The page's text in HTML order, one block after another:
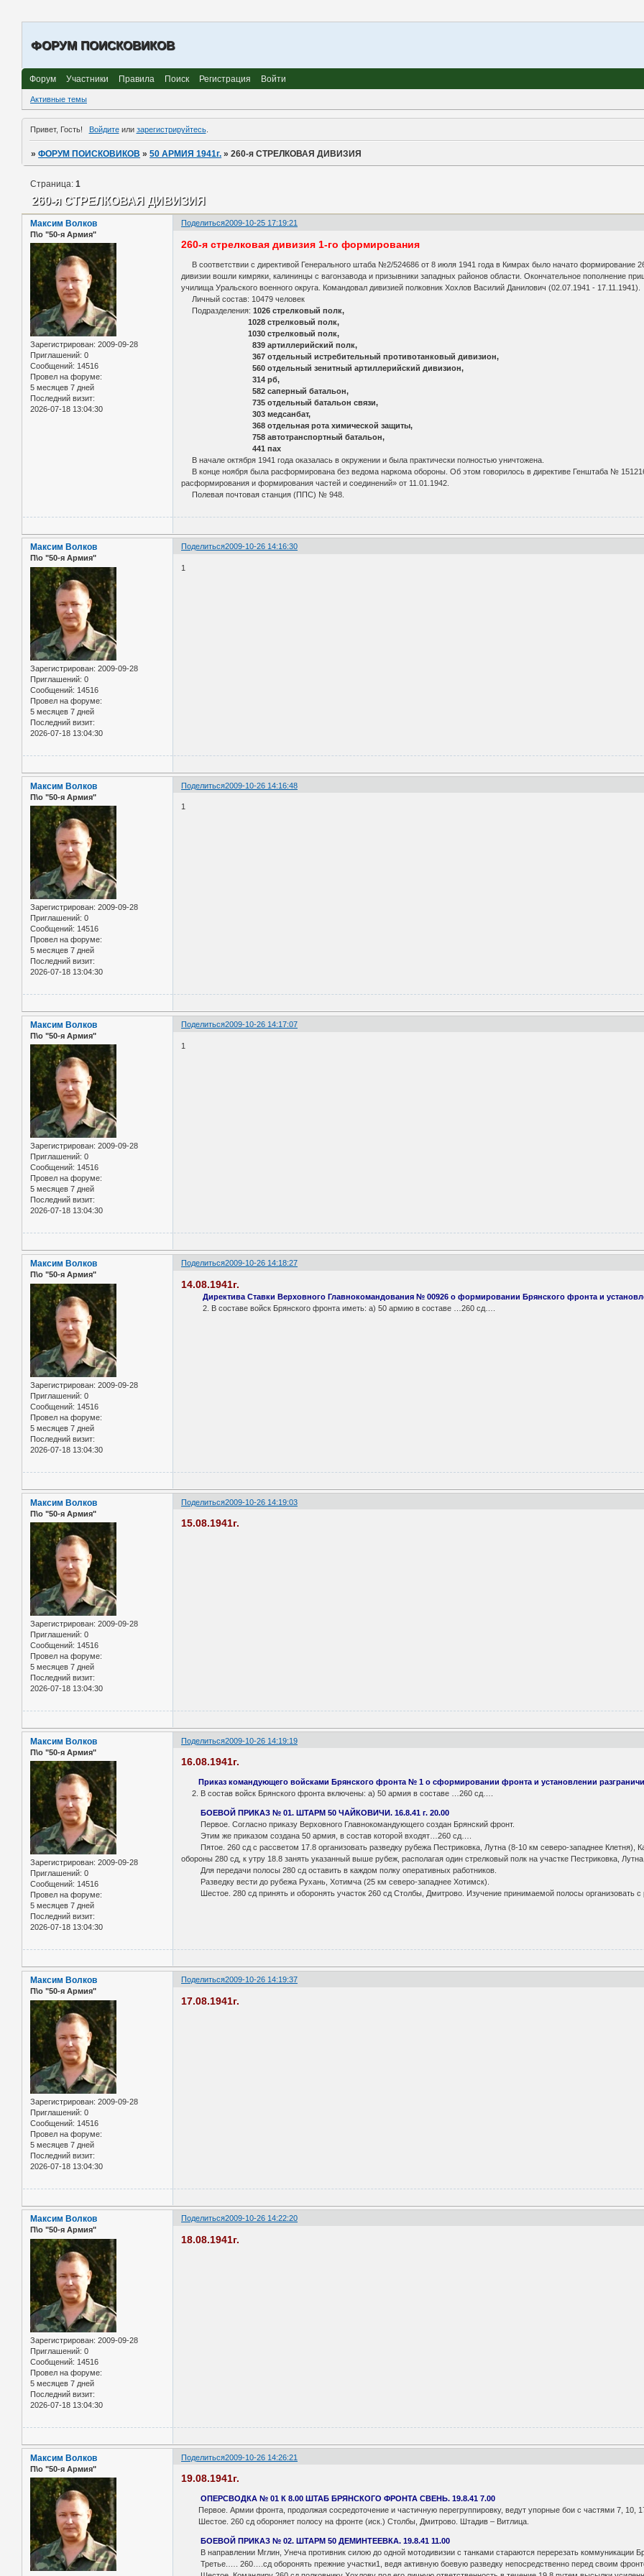
ФОРУМ ПОИСКОВИКОВ
Форум Участники Правила Поиск Регистрация Войти
Активные темы
Привет, Гость! Войдитеили зарегистрируйтесь.
»ФОРУМ ПОИСКОВИКОВ »50 АРМИЯ 1941г. »260-я СТРЕЛКОВАЯ ДИВИЗИЯ
260-я СТРЕЛКОВАЯ ДИВИЗИЯ
Страница:1
Поделиться2009-10-25 17:19:21
Максим Волков
П\о "50-я Армия"
Зарегистрирован: 2009-09-28
Приглашений: 0
Сообщений: 14516
Провел на форуме:
5 месяцев 7 дней
Последний визит:
2026-07-18 13:04:30
260-я стрелковая дивизия 1-го формирования
В соответствии с директивой Генерального штаба №2/524686 от 8 июля 1941 года в Кимрах было начато формирование
дивизии вошли кимряки, калининцы с вагонзавода и призывники западных районов области. Окончательное пополнение
училища Уральского военного округа. Командовал дивизией полковник Хохлов Василий Данилович (02.07.1941 - 17.11.1941).
Личный состав: 10479 человек
Подразделения:1026 стрелковый полк,
1028 стрелковый полк,
1030 стрелковый полк,
839 артиллерийский полк,
367 отдельный истребительный противотанковый дивизион,
560 отдельный зенитный артиллерийский дивизион,
314 рб,
582 cаперный батальон,
735 отдельный батальон связи,
303 медсанбат,
368 отдельная рота химической защиты,
758 автотранспортный батальон,
441 пах
В начале октября 1941 года оказалась в окружении и была практически полностью уничтожена.
В конце ноября была расформирована без ведома наркома обороны. Об этом говорилось в директиве Генштаба №
расформирования и формирования частей и соединений» от 11.01.1942.
Полевая почтовая станция (ППС) № 948.
Поделиться2009-10-26 14:16:30
Максим Волков
П\о "50-я Армия"
Зарегистрирован: 2009-09-28
Приглашений: 0
Сообщений: 14516
Провел на форуме:
5 месяцев 7 дней
Последний визит:
2026-07-18 13:04:30
1
Поделиться2009-10-26 14:16:48
Максим Волков
П\о "50-я Армия"
Зарегистрирован: 2009-09-28
Приглашений: 0
Сообщений: 14516
Провел на форуме:
5 месяцев 7 дней
Последний визит:
2026-07-18 13:04:30
1
Поделиться2009-10-26 14:17:07
Максим Волков
П\о "50-я Армия"
Зарегистрирован: 2009-09-28
Приглашений: 0
Сообщений: 14516
Провел на форуме:
5 месяцев 7 дней
Последний визит:
2026-07-18 13:04:30
1
Поделиться2009-10-26 14:18:27
Максим Волков
П\о "50-я Армия"
Зарегистрирован: 2009-09-28
Приглашений: 0
Сообщений: 14516
Провел на форуме:
5 месяцев 7 дней
Последний визит:
2026-07-18 13:04:30
14.08.1941г.
Директива Ставки Верховного Главнокомандования № 00926 о формировании Брянского фронта и
2. В составе войск Брянского фронта иметь: а) 50 армию в составе …260 сд….
Поделиться2009-10-26 14:19:03
Максим Волков
П\о "50-я Армия"
Зарегистрирован: 2009-09-28
Приглашений: 0
Сообщений: 14516
Провел на форуме:
5 месяцев 7 дней
Последний визит:
2026-07-18 13:04:30
15.08.1941г.
Поделиться2009-10-26 14:19:19
Максим Волков
П\о "50-я Армия"
Зарегистрирован: 2009-09-28
Приглашений: 0
Сообщений: 14516
Провел на форуме:
5 месяцев 7 дней
Последний визит:
2026-07-18 13:04:30
16.08.1941г.
Приказ командующего войсками Брянского фронта № 1 о сформировании фронта и установлении
2. В состав войск Брянского фронта включены: а) 50 армия в составе …260 сд….
БОЕВОЙ ПРИКАЗ № 01. ШТАРМ 50 ЧАЙКОВИЧИ. 16.8.41 г. 20.00
Первое. Согласно приказу Верховного Главнокомандующего создан Брянский фронт.
Этим же приказом создана 50 армия, в состав которой входят…260 сд….
Пятое. 260 сд с рассветом 17.8 организовать разведку рубежа Пестриковка, Лутна (8-10 км северо-западнее Клетня),
обороны 280 сд, к утру 18.8 занять указанный выше рубеж, располагая один стрелковый полк на участке Пестриковка,
Для передачи полосы 280 сд оставить в каждом полку оперативных работников.
Разведку вести до рубежа Рухань, Хотимча (25 км северо-западнее Хотимск).
Шестое. 280 сд принять и оборонять участок 260 сд Столбы, Дмитрово. Изучение принимаемой полосы организовать с
Поделиться2009-10-26 14:19:37
Максим Волков
П\о "50-я Армия"
Зарегистрирован: 2009-09-28
Приглашений: 0
Сообщений: 14516
Провел на форуме:
5 месяцев 7 дней
Последний визит:
2026-07-18 13:04:30
17.08.1941г.
Поделиться2009-10-26 14:22:20
Максим Волков
П\о "50-я Армия"
Зарегистрирован: 2009-09-28
Приглашений: 0
Сообщений: 14516
Провел на форуме:
5 месяцев 7 дней
Последний визит:
2026-07-18 13:04:30
18.08.1941г.
Поделиться2009-10-26 14:26:21
Максим Волков
П\о "50-я Армия"
19.08.1941г.
ОПЕРСВОДКА № 01 К 8.00 ШТАБ БРЯНСКОГО ФРОНТА СВЕНЬ. 19.8.41 7.00
Первое. Армии фронта, продолжая сосредоточение и частичную перегруппировку, ведут упорные бои с частями 7, 10,
Шестое. 260 сд обороняет полосу на фронте (иск.) Столбы, Дмитрово. Штадив – Витлица.
БОЕВОЙ ПРИКАЗ № 02. ШТАРМ 50 ДЕМИНТЕЕВКА. 19.8.41 11.00
В направлении Мглин, Унеча противник силою до одной мотодивизии с танками стараются перерезать коммуникации
Третье.…. 260….сд оборонять прежние участки1, ведя активную боевую разведку непосредственно перед своим